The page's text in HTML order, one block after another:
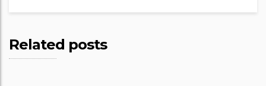
Related posts